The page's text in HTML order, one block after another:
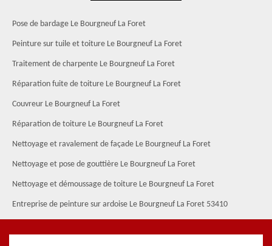
Pose de bardage Le Bourgneuf La Foret
Peinture sur tuile et toiture Le Bourgneuf La Foret
Traitement de charpente Le Bourgneuf La Foret
Réparation fuite de toiture Le Bourgneuf La Foret
Couvreur Le Bourgneuf La Foret
Réparation de toiture Le Bourgneuf La Foret
Nettoyage et ravalement de façade Le Bourgneuf La Foret
Nettoyage et pose de gouttière Le Bourgneuf La Foret
Nettoyage et démoussage de toiture Le Bourgneuf La Foret
Entreprise de peinture sur ardoise Le Bourgneuf La Foret 53410